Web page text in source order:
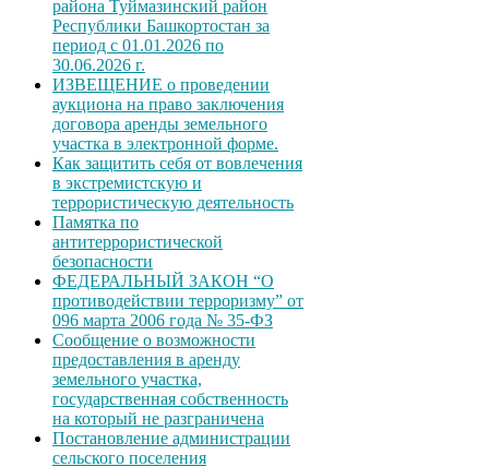
района Туймазинский район
Республики Башкортостан за
период с 01.01.2026 по
30.06.2026 г.
ИЗВЕЩЕНИЕ о проведении
аукциона на право заключения
договора аренды земельного
участка в электронной форме.
Как защитить себя от вовлечения
в экстремистскую и
террористическую деятельность
Памятка по
антитеррористической
безопасности
ФЕДЕРАЛЬНЫЙ ЗАКОН “О
противодействии терроризму” от
096 марта 2006 года № 35-ФЗ
Сообщение о возможности
предоставления в аренду
земельного участка,
государственная собственность
на который не разграничена
Постановление администрации
сельского поселения